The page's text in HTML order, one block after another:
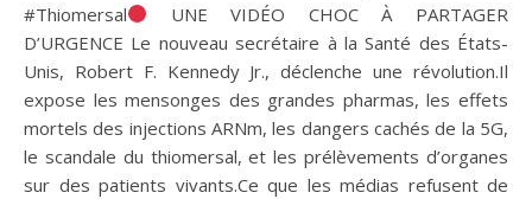
#Thiomersal
UNE VIDÉO CHOC À PARTAGER
D’URGENCE Le nouveau secrétaire à la Santé des États-
Unis, Robert F. Kennedy Jr., déclenche une révolution.Il
expose les mensonges des grandes pharmas, les effets
mortels des injections ARNm, les dangers cachés de la 5G,
le scandale du thiomersal, et les prélèvements d’organes
sur des patients vivants.Ce que les médias refusent de